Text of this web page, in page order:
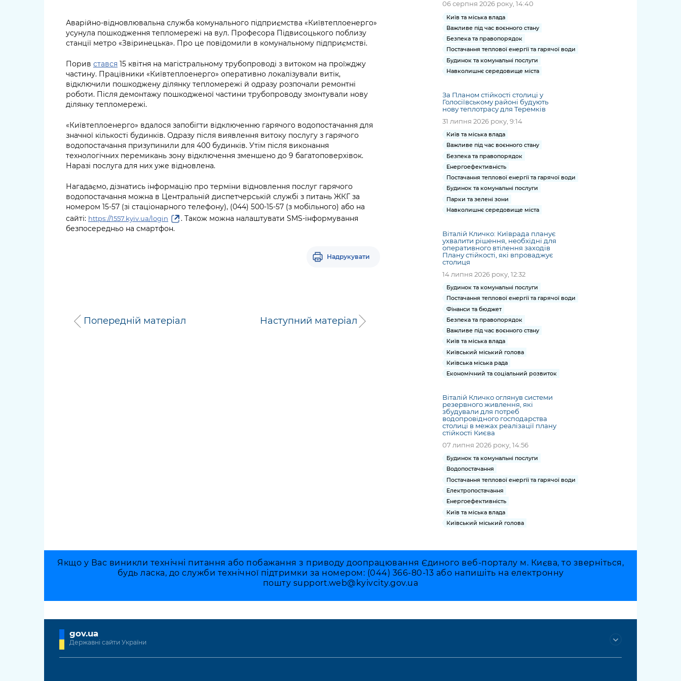
Аварійно-відновлювальна служба комунального підприємства «Київтеплоенерго»
усунула пошкодження тепломережі на вул. Професора Підвисоцького поблизу
станції метро «Звіринецька». Про це повідомили в комунальному підприємстві.
Порив стався 15 квітня на магістральному трубопроводі з витоком на проїжджу
частину. Працівники «Київтеплоенерго» оперативно локалізували витік,
відключили пошкоджену ділянку тепломережі й одразу розпочали ремонтні
роботи. Після демонтажу пошкодженої частини трубопроводу змонтували нову
ділянку тепломережі.
«Київтеплоенерго» вдалося запобігти відключенню гарячого водопостачання для
значної кількості будинків. Одразу після виявлення витоку послугу з гарячого
водопостачання призупинили для 400 будинків. Утім після виконання
технологічних перемикань зону відключення зменшено до 9 багатоповерхівок.
Наразі послуга для них уже відновлена.
Нагадаємо, дізнатись інформацію про терміни відновлення послуг гарячого
водопостачання можна в Центральній диспетчерській службі з питань ЖКГ за
номером 15-57 (зі стаціонарного телефону), (044) 500-15-57 (з мобільного) або на
сайті: https://1557.kyiv.ua/login
. Також можна налаштувати SMS-інформування
безпосередньо на смартфон.
Надрукувати
Попередній матеріал Наступний матеріал
06 серпня 2026 року, 14:40
Київ та міська влада
Важливе під час воєнного стану
Безпека та правопорядок
Постачання теплової енергії та гарячої води
Будинок та комунальні послуги
Навколишнє середовище міста
За Планом стійкості столиці у
Голосіївському районі будують
нову теплотрасу для Теремків
31 липня 2026 року, 9:14
Київ та міська влада
Важливе під час воєнного стану
Безпека та правопорядок
Енергоефективність
Постачання теплової енергії та гарячої води
Будинок та комунальні послуги
Парки та зелені зони
Навколишнє середовище міста
Віталій Кличко: Київрада планує
ухвалити рішення, необхідні для
оперативного втілення заходів
Плану стійкості, які впроваджує
столиця
14 липня 2026 року, 12:32
Будинок та комунальні послуги
Постачання теплової енергії та гарячої води
Фінанси та бюджет
Безпека та правопорядок
Важливе під час воєнного стану
Київ та міська влада
Київський міський голова
Київська міська рада
Економічний та соціальний розвиток
Віталій Кличко оглянув системи
резервного живлення, які
збудували для потреб
водопровідного господарства
столиці в межах реалізації плану
стійкості Києва
07 липня 2026 року, 14:56
Будинок та комунальні послуги
Водопостачання
Постачання теплової енергії та гарячої води
Електропостачання
Енергоефективність
Київ та міська влада
Київський міський голова
Якщо у Вас виникли технічні питання або побажання з приводу доопрацювання Єдиного веб-порталу м. Києва, то зверніться,
будь ласка, до служби технічної підтримки за номером: (044) 366-80-13 або напишіть на електронну
пошту support.web@kyivcity.gov.ua
gov.ua
Державні сайти України